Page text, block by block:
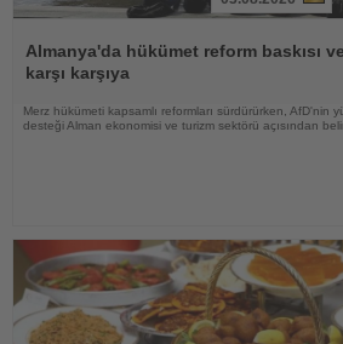
Oku
Almanya'da hükümet reform baskısı
karşı karşıya
Merz hükümeti kapsamlı reformları sürdürürken, AfD'nin
desteği Alman ekonomisi ve turizm sektörü açısından